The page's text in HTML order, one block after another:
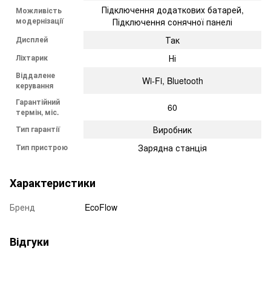
Можливість
модернізації
Підключення додаткових батарей,
Підключення сонячної панелі
Дисплей Так
Ліхтарик Ні
Віддалене
керування
Wi-Fi, Bluetooth
Гарантійний
термін, міс.
60
Тип гарантії Виробник
Тип пристрою Зарядна станція
Характеристики
Бренд EcoFlow
Відгуки